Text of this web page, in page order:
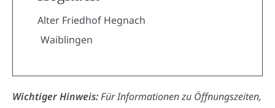
Alter Friedhof Hegnach
Waiblingen
Wichtiger Hinweis:Für Informationen zu Öffnungszeiten,